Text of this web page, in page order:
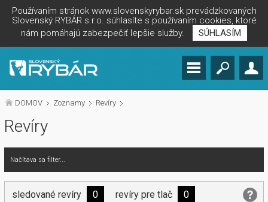
Používaním stránok www.slovenskyrybar.sk prevádzkovaných
Slovenský RYBÁR s.r.o. súhlasíte s používaním cookies, ktoré
nám pomáhajú zabezpečiť lepšie služby.
SÚHLASÍM
DOMOV Zoznamy Revíry
Revíry
Načítava sa filter...
sledované revíry 0 revíry pre tlač 0